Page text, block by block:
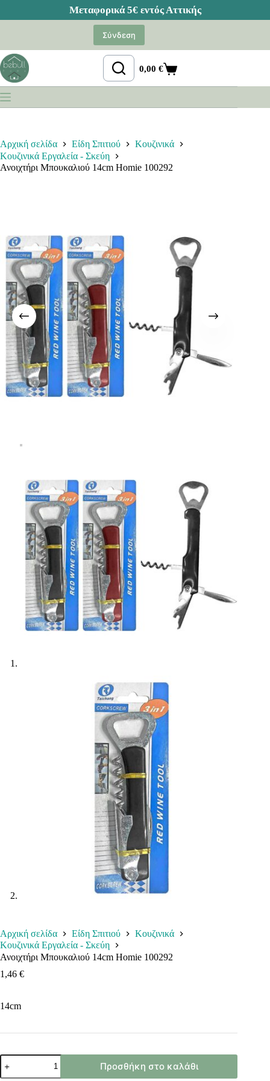
Σύνδεση
Καλάθι
Αγορών
0,00€
Αρχική σελίδα Είδη Σπιτιού
Κουζινικά
Κουζινικά Εργαλεία - Σκεύη
Ανοιχτήρι Μπουκαλιού 14cm Homie 100292
Αρχική σελίδα Είδη Σπιτιού
Κουζινικά
Κουζινικά Εργαλεία - Σκεύη
Ανοιχτήρι Μπουκαλιού 14cm Homie 100292
1,46 €
14cm
Ανοιχτήρι
Μπουκαλιού
14cm
Προσθήκη στο καλάθι